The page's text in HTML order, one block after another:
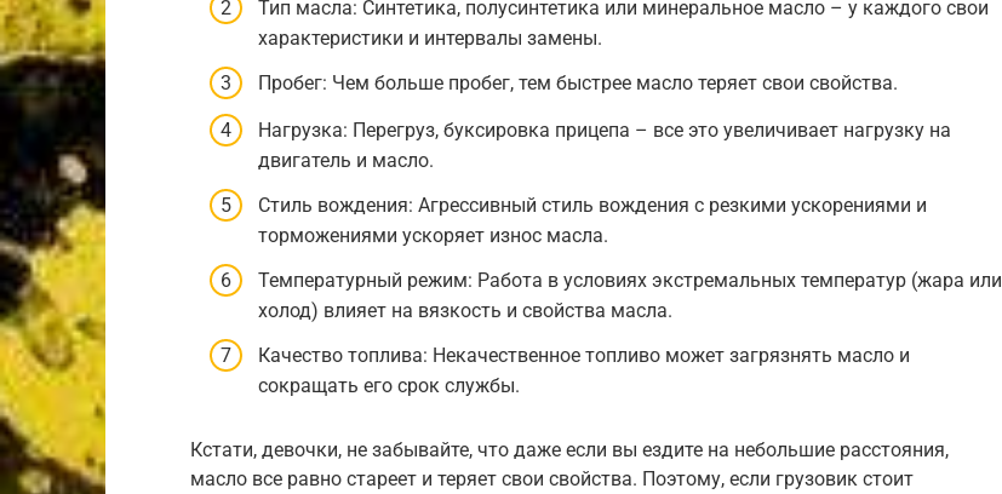
Тип масла: Синтетика, полусинтетика или минеральное масло – у каждого свои
характеристики и интервалы замены.
Пробег: Чем больше пробег, тем быстрее масло теряет свои свойства.
Нагрузка: Перегруз, буксировка прицепа – все это увеличивает нагрузку на
двигатель и масло.
Стиль вождения: Агрессивный стиль вождения с резкими ускорениями и
торможениями ускоряет износ масла.
Температурный режим: Работа в условиях экстремальных температур (жара или
холод) влияет на вязкость и свойства масла.
Качество топлива: Некачественное топливо может загрязнять масло и
сокращать его срок службы.
Кстати, девочки, не забывайте, что даже если вы ездите на небольшие расстояния,
масло все равно стареет и теряет свои свойства. Поэтому, если грузовик стоит